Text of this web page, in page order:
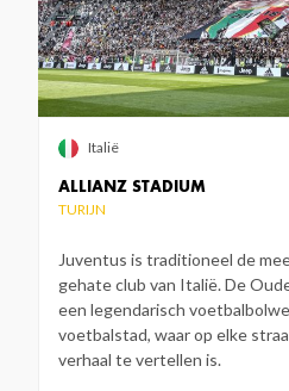
ALLIANZ STADIUM
TURIJN
Juventus is traditioneel de
gehate club van Italië. De
een legendarisch
voetbalstad, waar op elke
verhaal te vertellen is.
Italië